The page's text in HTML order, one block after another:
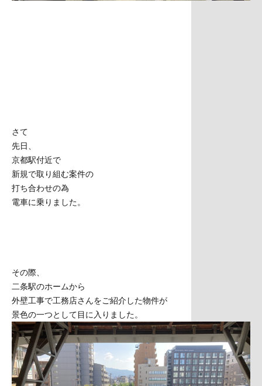
さて
先日、
京都駅付近で
新規で取り組む案件の
打ち合わせの為
電車に乗りました。
その際、
二条駅のホームから
外壁工事で工務店さんをご紹介した物件が
景色の一つとして目に入りました。